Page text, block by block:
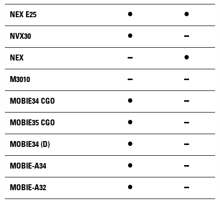
NEX E25 • •
NVX30 •
NEX •
M3010
MOBIE34 CGO •
MOBIE35 CGO •
MOBIE34 (D) •
MOBIE-A34 •
MOBIE-A32 •